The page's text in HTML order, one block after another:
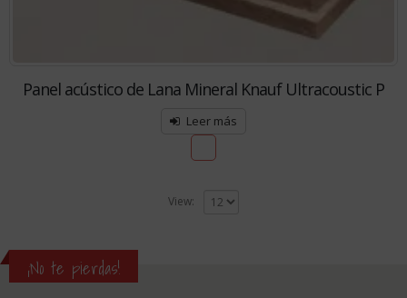
Panel acústico de Lana Mineral Knauf Ultracoustic P
Leer más
View:
¡No te pierdas!